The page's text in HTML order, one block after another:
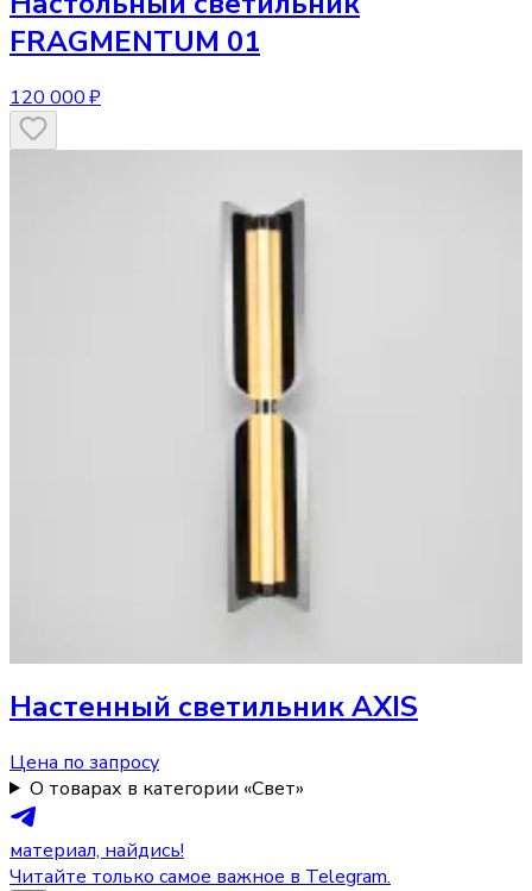
FRAGMENTUM 01
120 000 ₽
Настенный светильникAXIS
Цена по запросу
О товарах в категории «Свет»
материал, найдись!
Читайте только самое важное в Telegram.